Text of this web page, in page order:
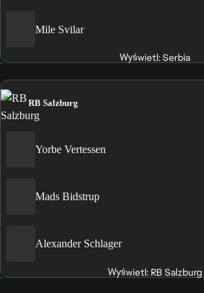
Mile Svilar
Wyświetl: Serbia
RB Salzburg
Yorbe Vertessen
Mads Bidstrup
Alexander Schlager
Wyświetl: RB Salzburg